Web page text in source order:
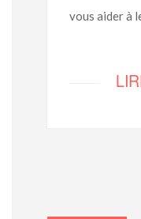
vous aider à